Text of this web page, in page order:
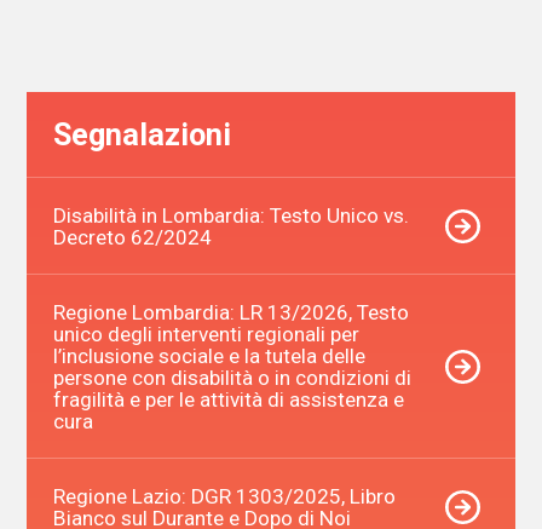
Segnalazioni
Disabilità in Lombardia: Testo Unico vs.
Decreto 62/2024
Regione Lombardia: LR 13/2026, Testo
unico degli interventi regionali per
l’inclusione sociale e la tutela delle
persone con disabilità o in condizioni di
fragilità e per le attività di assistenza e
cura
Regione Lazio: DGR 1303/2025, Libro
Bianco sul Durante e Dopo di Noi